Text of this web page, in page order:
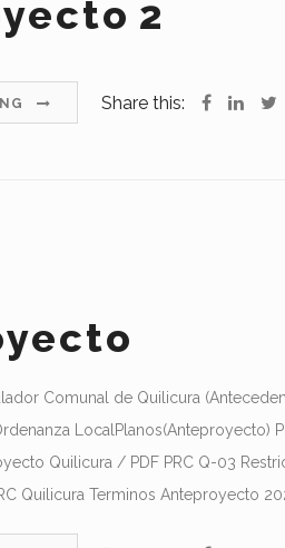
2
Share this:
Comunal de Quilicura
Quilicura / PDF PRC Q-03
Quilicura Terminos Anteproyecto